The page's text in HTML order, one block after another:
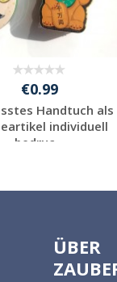
€0.99
Handtuch als
individuell
bedruc...
anfragen
ÜBER